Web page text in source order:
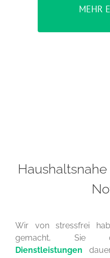
MEHR
Wir von stressfrei
gemacht, Sie
Dienstleistungen